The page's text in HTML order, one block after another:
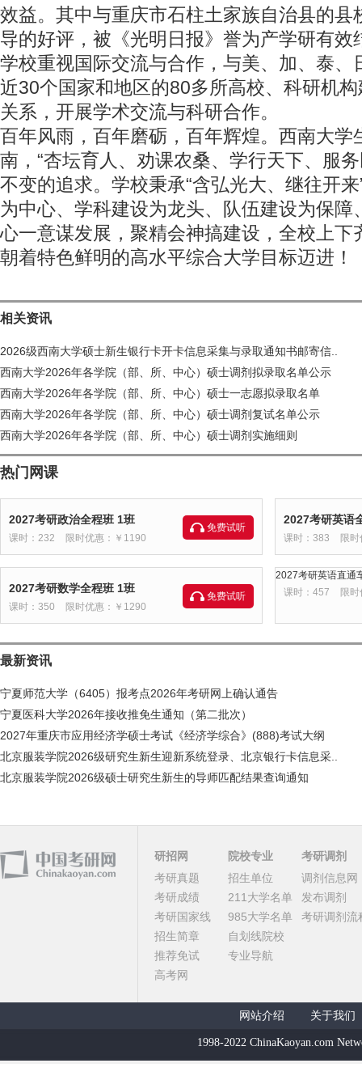
效益。其中与重庆市石柱土家族自治县的县
导的好评，被《光明日报》誉为产学研有效
学校重视国际交流与合作，与美、加、泰、
近30个国家和地区的80多所高校、科研机
关系，开展学术交流与科研合作。
百年风雨，百年磨砺，百年辉煌。西南大学
南，“杏坛育人、劝课农桑、学行天下、服
不变的追求。学校秉承“含弘光大、继往开
为中心、学科建设为龙头、队伍建设为保障
心一意谋发展，聚精会神搞建设，全校上下
朝着特色鲜明的高水平综合大学目标迈进！
相关资讯
2026级西南大学硕士新生银行卡开卡信息采集与录取通知书邮寄信..
西南大学2026年各学院（部、所、中心）硕士调剂拟录取名单公示
西南大学2026年各学院（部、所、中心）硕士一志愿拟录取名单
西南大学2026年各学院（部、所、中心）硕士调剂复试名单公示
西南大学2026年各学院（部、所、中心）硕士调剂实施细则
热门网课
2027考研政治全程班 1班
课时：232 限时优惠：￥1190
免费试听
2027考研英语
课时：383 限
2027考研数学全程班 1班
课时：350 限时优惠：￥1290
免费试听
2027考研英语直通
课时：457
限
最新资讯
宁夏师范大学（6405）报考点2026年考研网上确认通告
宁夏医科大学2026年接收推免生通知（第二批次）
2027年重庆市应用经济学硕士考试《经济学综合》(888)考试大纲
北京服装学院2026级研究生新生迎新系统登录、北京银行卡信息采..
北京服装学院2026级硕士研究生新生的导师匹配结果查询通知
研招网
考研真题
考研成绩
考研国家线
招生简章
推荐免试
高考网
院校专业
招生单位
211大学名单
985大学名单
自划线院校
专业导航
考研调剂
调剂信息网
发布调剂
考研调剂流
网站介绍 关于我们
1998-2022 ChinaKaoyan.com